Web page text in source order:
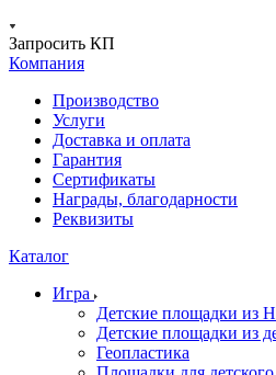
Запросить КП
Компания
Производство
Услуги
Доставка и оплата
Гарантия
Сертификаты
Награды, благодарности
Реквизиты
Каталог
Игра
Детские площадки из
Детские площадки из
Геопластика